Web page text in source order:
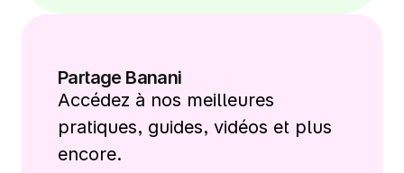
Partage Banani
Accédez à nos meilleures
pratiques, guides, vidéos et plus
encore.